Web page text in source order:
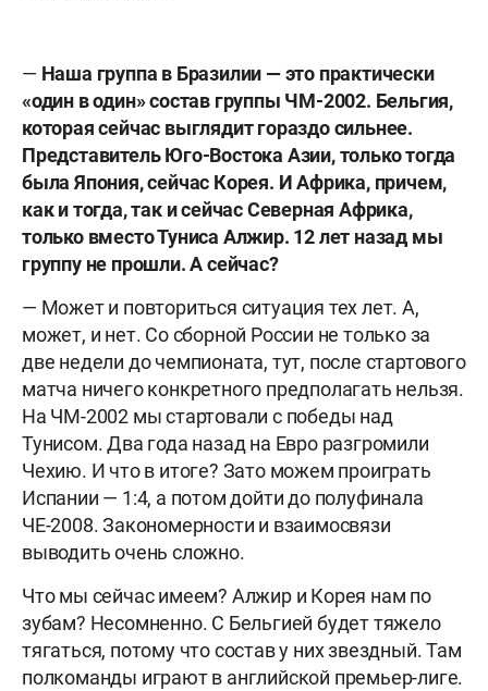
— Наша группа в Бразилии — это практически
«один в один» состав группы ЧМ-2002. Бельгия,
которая сейчас выглядит гораздо сильнее.
Представитель Юго-Востока Азии, только тогда
была Япония, сейчас Корея. И Африка, причем,
как и тогда, так и сейчас Северная Африка,
только вместо Туниса Алжир. 12 лет назад мы
группу не прошли. А сейчас?
— Может и повториться ситуация тех лет. А,
может, и нет. Со сборной России не только за
две недели до чемпионата, тут, после стартового
матча ничего конкретного предполагать нельзя.
На ЧМ-2002 мы стартовали с победы над
Тунисом. Два года назад на Евро разгромили
Чехию. И что в итоге? Зато можем проиграть
Испании — 1:4, а потом дойти до полуфинала
ЧЕ-2008. Закономерности и взаимосвязи
выводить очень сложно.
Что мы сейчас имеем? Алжир и Корея нам по
зубам? Несомненно. С Бельгией будет тяжело
тягаться, потому что состав у них звездный. Там
полкоманды играют в английской премьер-лиге.